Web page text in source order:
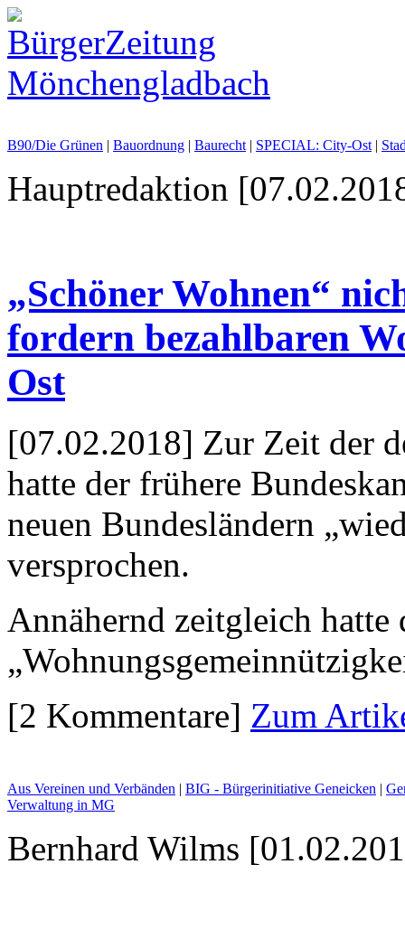
B90/Die Grünen | Bauordnung | Baurecht | SPECIAL: City-Ost |
Hauptredaktion
„Schöner Wohnen“
fordern bezahlbaren
Ost
[07.02.2018] Zur Zeit der
hatte der frühere
neuen Bundesländern
versprochen.
Annähernd zeitgleich hatte
[2 Kommentare] Zum
Aus Vereinen und Verbänden | BIG - Bürgerinitiative Geneicken |
Verwaltung in MG
Bernhard Wilms